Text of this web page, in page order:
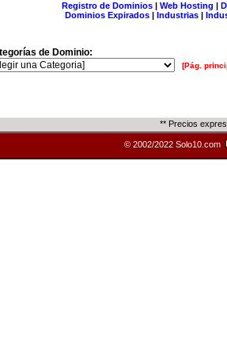
Registro de Dominios| Web Hosting |
Dominios Expirados | Industrias |
de Dominio:
[Pág.
** Precios
© 2002/2022 Solo10.com